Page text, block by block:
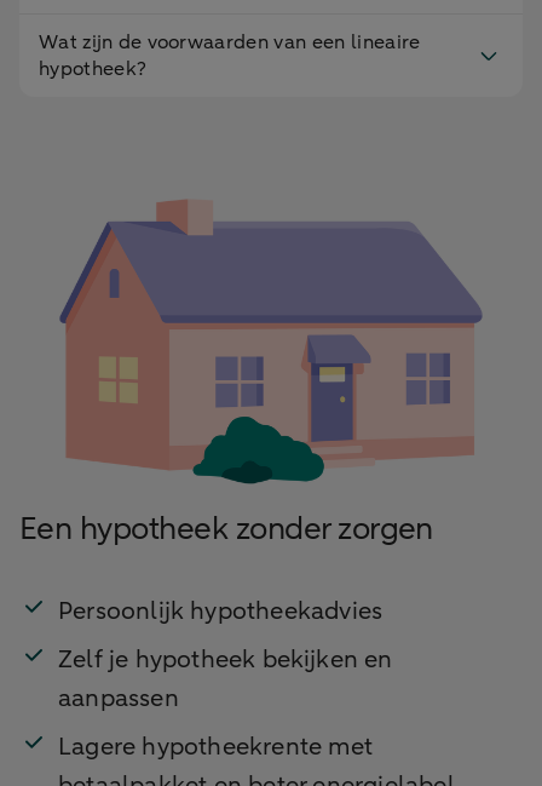
Wat zijn de voorwaarden van een lineaire
hypotheek?
Een hypotheek zonder zorgen
Persoonlijk hypotheekadvies
Zelf je hypotheek bekijken en
aanpassen
Lagere hypotheekrente met